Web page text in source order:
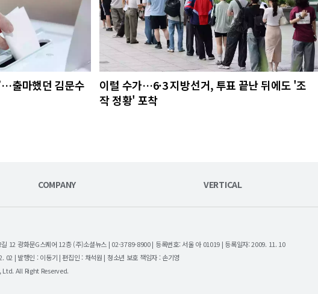
출마했던 김문수
이럴 수가…6·3 지방선거, 투표 끝난 뒤에도 '조
작 정황' 포착
COMPANY VERTICAL
12 광화문G스퀘어 12층 (주)소셜뉴스 | 02-3789-8900 | 등록번호: 서울 아 01019 | 등록일자: 2009. 11. 10
02 | 발행인 : 이동기 | 편집인 : 채석원 | 청소년 보호 책임자 : 손기영
All Right Reserved.